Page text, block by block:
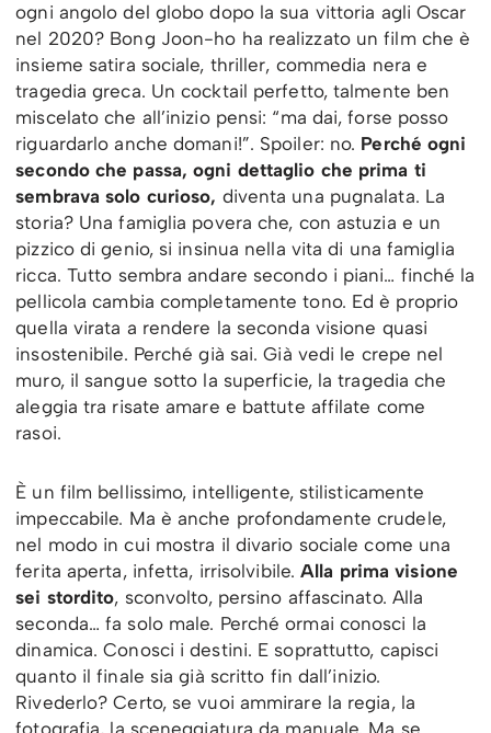
ogni angolo del globo dopo la sua vittoria agli Oscar
nel 2020? Bong Joon-ho ha realizzato un film che è
insieme satira sociale, thriller, commedia nera e
tragedia greca. Un cocktail perfetto, talmente ben
miscelato che all’inizio pensi: “ma dai, forse posso
riguardarlo anche domani!”. Spoiler: no. Perché ogni
secondo che passa, ogni dettaglio che prima ti
sembrava solo curioso, diventa una pugnalata. La
storia? Una famiglia povera che, con astuzia e un
pizzico di genio, si insinua nella vita di una famiglia
ricca. Tutto sembra andare secondo i piani… finché la
pellicola cambia completamente tono. Ed è proprio
quella virata a rendere la seconda visione quasi
insostenibile. Perché già sai. Già vedi le crepe nel
muro, il sangue sotto la superficie, la tragedia che
aleggia tra risate amare e battute affilate come
rasoi.
È un film bellissimo, intelligente, stilisticamente
impeccabile. Ma è anche profondamente crudele,
nel modo in cui mostra il divario sociale come una
ferita aperta, infetta, irrisolvibile.Alla prima visione
sei stordito, sconvolto, persino affascinato. Alla
seconda… fa solo male. Perché ormai conosci la
dinamica. Conosci i destini. E soprattutto, capisci
quanto il finale sia già scritto fin dall’inizio.
Rivederlo? Certo, se vuoi ammirare la regia, la